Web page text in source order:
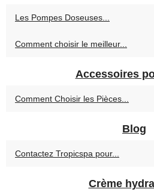
Les Pompes Doseuses...
Comment choisir le meilleur...
Accessoires
Comment Choisir les Pièces...
Blog
Contactez Tropicspa pour...
Crème